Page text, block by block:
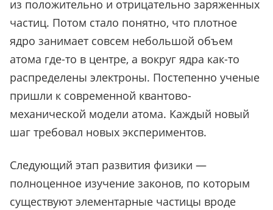
из положительно и отрицательно заряженных
частиц. Потом стало понятно, что плотное
ядро занимает совсем небольшой объем
атома где-то в центре, а вокруг ядра как-то
распределены электроны. Постепенно ученые
пришли к современной квантово-
механической модели атома. Каждый новый
шаг требовал новых экспериментов.
Следующий этап развития физики —
полноценное изучение законов, по которым
существуют элементарные частицы вроде